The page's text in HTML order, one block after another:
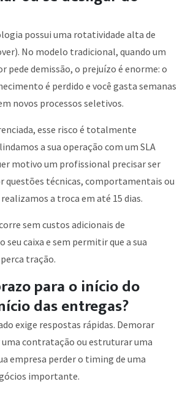
possui uma rotatividade alta de
No modelo tradicional, quando um
pede demissão, o prejuízo é enorme: o
é perdido e você gasta semanas
novos processos seletivos.
esse risco é totalmente
a sua operação com um SLA
motivo um profissional precisar ser
questões técnicas, comportamentais ou
a troca em até 15 dias.
sem custos adicionais de
caixa e sem permitir que a sua
tração.
para o início do
das entregas?
exige respostas rápidas. Demorar
uma contratação ou estruturar uma
empresa perder o timing de uma
importante.